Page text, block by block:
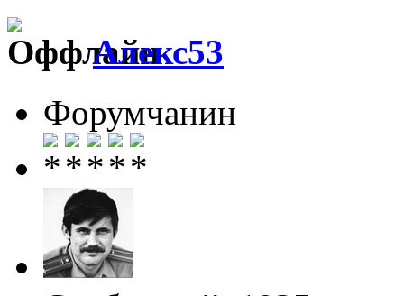
Алекс53
Форумчанин